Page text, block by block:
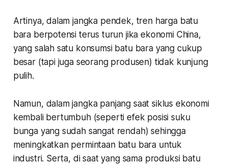
Artinya, dalam jangka pendek, tren harga batu
bara berpotensi terus turun jika ekonomi China,
yang salah satu konsumsi batu bara yang cukup
besar (tapi juga seorang produsen) tidak kunjung
pulih.
Namun, dalam jangka panjang saat siklus ekonomi
kembali bertumbuh (seperti efek posisi suku
bunga yang sudah sangat rendah) sehingga
meningkatkan permintaan batu bara untuk
industri. Serta, di saat yang sama produksi batu